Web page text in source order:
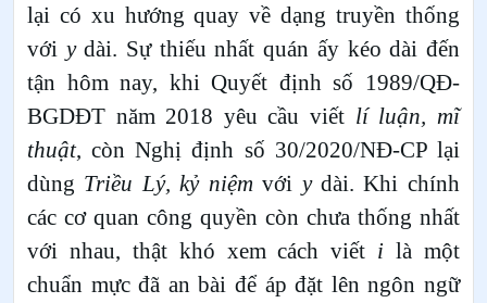
lại có xu hướng quay về dạng truyền thống
với ydài. Sự thiếu nhất quán ấy kéo dài đến
tận hôm nay, khi Quyết định số 1989/QĐ-
BGDĐT năm 2018 yêu cầu viết lí luận, mĩ
thuật, còn Nghị định số 30/2020/NĐ-CP lại
dùng Triều Lý, kỷ niệm với ydài. Khi chính
các cơ quan công quyền còn chưa thống nhất
với nhau, thật khó xem cách viết i là một
chuẩn mực đã an bài để áp đặt lên ngôn ngữ